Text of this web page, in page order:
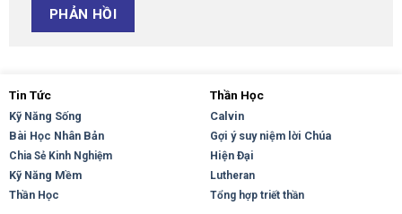
Tin Tức
Kỹ Năng Sống
Bài Học Nhân Bản
Chia Sẻ Kinh Nghiệm
Kỹ Năng Mềm
Thần Học
Thần Học
Calvin
Gợi ý suy niệm lời Chúa
Hiện Đại
Lutheran
Tổng hợp triết thần